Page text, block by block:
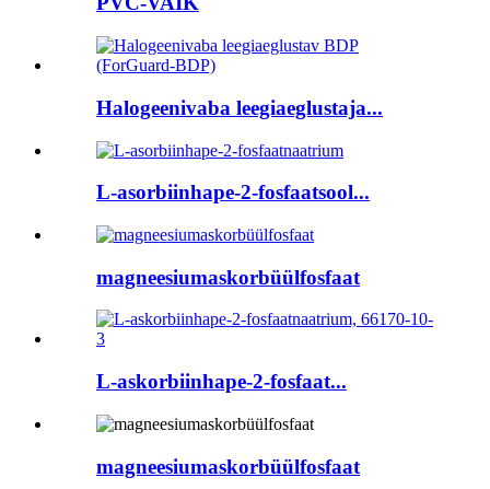
Halogeenivaba leegiaeglustaja...
L-asorbiinhape-2-fosfaatsool...
magneesiumaskorbüülfosfaat
L-askorbiinhape-2-fosfaat...
magneesiumaskorbüülfosfaat